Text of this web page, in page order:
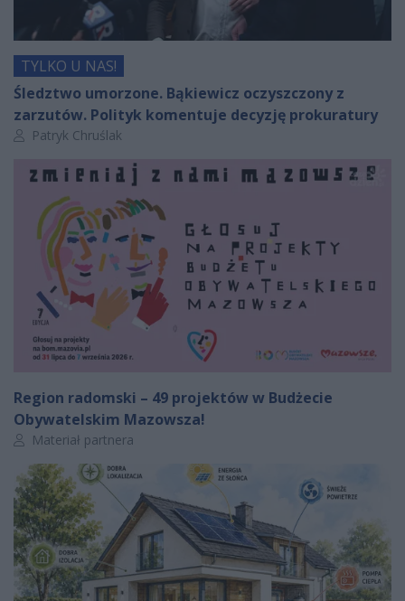
TYLKO U NAS!
Śledztwo umorzone. Bąkiewicz oczyszczony z
zarzutów. Polityk komentuje decyzję prokuratury
Autor artykułu:
Patryk Chruślak
Region radomski – 49 projektów w Budżecie
Obywatelskim Mazowsza!
Autor artykułu:
Materiał partnera